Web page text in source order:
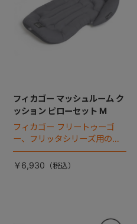
フィカゴー マッシュルーム ク
ッション ピローセット M
フィカゴー フリートゥーゴ
ー、フリッタシリーズ用のペ
ットカートマット登場！
￥6,930